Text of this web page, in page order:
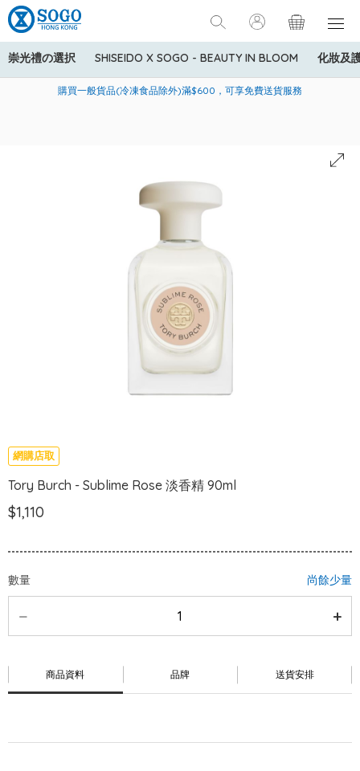
崇光禮の選択 SHISEIDO X SOGO - BEAUTY IN BLOOM 化妝及
美國運通Explorer®信用卡會員購物禮遇：高達5%簽賬回贈！
購買一般貨品(冷凍食品除外)滿$600，可享免費送貨服務
寄送中國內地服務只適用於指定商品，若訂單金額少於HK$600(折
網購店取
Tory Burch - Sublime Rose 淡香精 90ml
$1,110
數量 尚餘少量
商品資料 品牌 送貨安排